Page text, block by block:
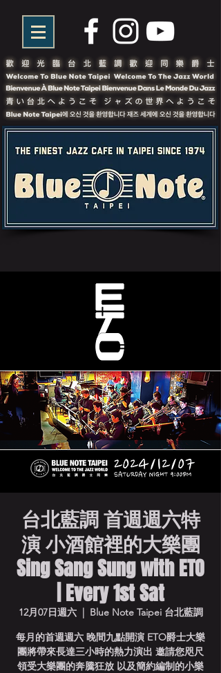
台北藍調 首週週六特
演 小酒館裡的大樂團
Sing Sang Sung with ETO
| Every 1st Sat
12月07日週六
  |
Blue Note Taipei 台北藍調
每月的首週週六 晚間九點開演 ETO爵士大樂
團將帶來長達三小時的熱力演出 邀請您咫尺
領受大樂團的奔騰狂放 以及簡約編制的小樂